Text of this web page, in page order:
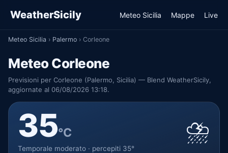
WeatherSicily Meteo Sicilia Mappe Live
Meteo Sicilia › Palermo › Corleone
Meteo Corleone
Previsioni per Corleone (Palermo, Sicilia) — Blend WeatherSicily,
aggiornate al 06/08/2026 13:18.
35°C
Temporale moderato · percepiti 35°
⛈️